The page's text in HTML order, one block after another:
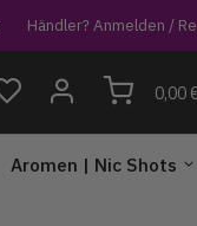
Händler? Anmelden /
0,00
Aromen | Nic Shots